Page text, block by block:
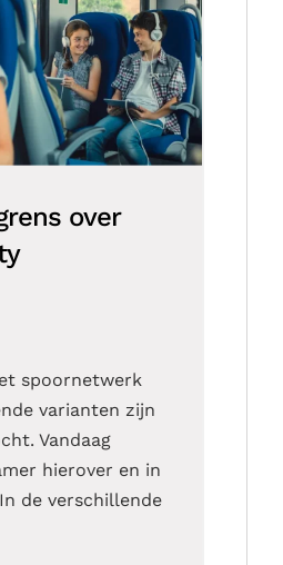
over
spoornetwerk
varianten zijn
Vandaag
hierover en in
de verschillende